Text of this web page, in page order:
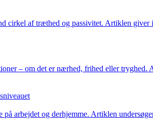
cirkel af træthed og passivitet. Artiklen
– om det er nærhed, frihed eller
arbejdet og derhjemme. Artiklen